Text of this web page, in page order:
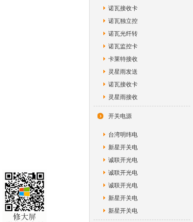
诺瓦接收卡
诺瓦独立控
诺瓦光纤转
诺瓦监控卡
卡莱特接收
灵星雨发送
诺瓦接收卡
灵星雨接收
开关电源
台湾明纬电
新星开关电
诚联开光电
诚联开光电
诚联开光电
新星开关电
新星开关电